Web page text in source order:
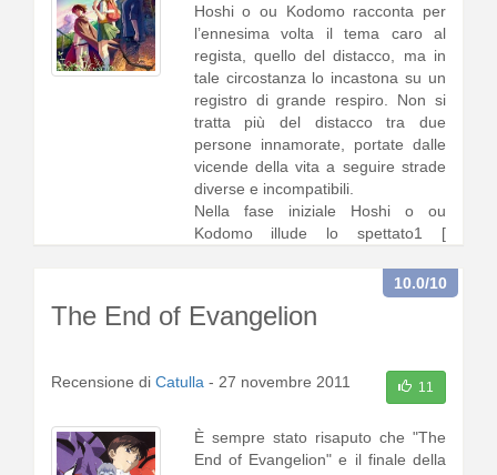
Hoshi o ou Kodomo racconta per
l’ennesima volta il tema caro al
regista, quello del distacco, ma in
tale circostanza lo incastona su un
registro di grande respiro. Non si
tratta più del distacco tra due
persone innamorate, portate dalle
vicende della vita a seguire strade
diverse e incompatibili.
Nella fase iniziale Hoshi o ou
Kodomo illude lo spettato1 [
The End of Evangelion
10.0/10
Recensione di Catulla - 27 novembre 2011 11
È sempre stato risaputo che "The
End of Evangelion" e il finale della